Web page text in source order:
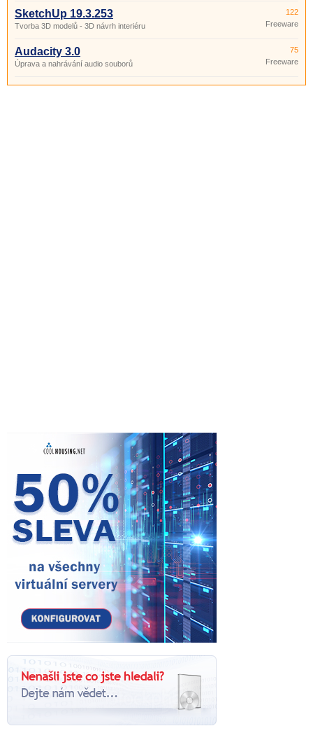
SketchUp 19.3.253
Tvorba 3D modelů - 3D návrh interiéru
122
Freeware
Audacity 3.0
Úprava a nahrávání audio souborů
75
Freeware